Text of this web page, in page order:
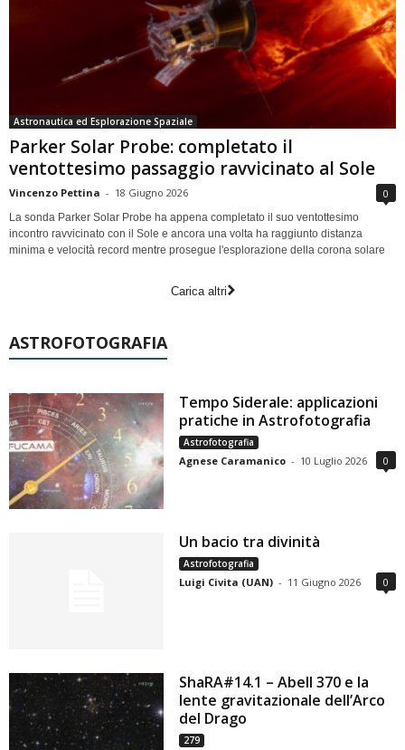
Astronautica ed Esplorazione Spaziale
Parker Solar Probe: completato il
ventottesimo passaggio ravvicinato al Sole
Vincenzo Pettina - 18 Giugno 2026 0
La sonda Parker Solar Probe ha appena completato il suo ventottesimo
incontro ravvicinato con il Sole e ancora una volta ha raggiunto distanza
minima e velocità record mentre prosegue l'esplorazione della corona solare
Carica altri
ASTROFOTOGRAFIA
Tempo Siderale: applicazioni
pratiche in Astrofotografia
Astrofotografia
Agnese Caramanico - 10 Luglio 2026 0
Un bacio tra divinità
Astrofotografia
Luigi Civita (UAN) - 11 Giugno 2026 0
ShaRA#14.1 – Abell 370 e la
lente gravitazionale dell’Arco
del Drago
279